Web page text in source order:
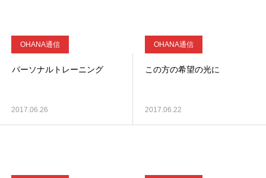
OHANA通信
パーソナルトレーニング
2017.06.26
OHANA通信
この方の希望の光に
2017.06.22